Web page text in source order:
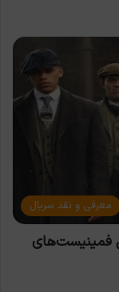
معرفی و نقد سریال
فمینیست‌های